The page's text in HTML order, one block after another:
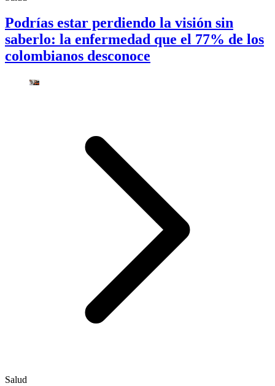
Podrías estar perdiendo la visión sin
saberlo: la enfermedad que el 77% de los
colombianos desconoce
Salud